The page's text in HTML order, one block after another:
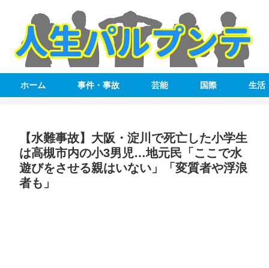
ホーム 事件・事故 芸能 国際 生活
【水難事故】大阪・淀川で死亡した小学生
は高槻市内の小3男児…地元民「ここで水
遊びをさせる親はいない」「変質者や浮浪
者も」